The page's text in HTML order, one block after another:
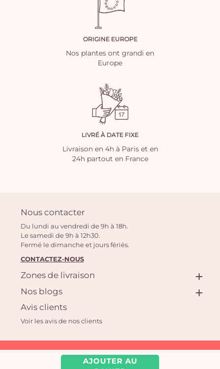
AJOUTER AU
ORIGINE EUROPE
Nos plantes ont grandi en
Europe
LIVRÉ À DATE FIXE
Livraison en 4h à Paris et en
24h partout en France
Nous contacter
Du lundi au vendredi de 9h à 18h.
Le samedi de 9h à 12h30.
Fermé le dimanche et jours fériés.
CONTACTEZ-NOUS
Zones de livraison
Nos blogs
Avis clients
Voir les avis de nos clients
Aquarelle.com SAS
39 rue Anatole France, 92300 Levallois-Perret | Fleuriste en ligne